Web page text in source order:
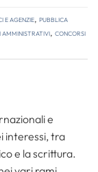
e agenzie, Pubblica
, concorsi
e
interessi, tra
e la scrittura.